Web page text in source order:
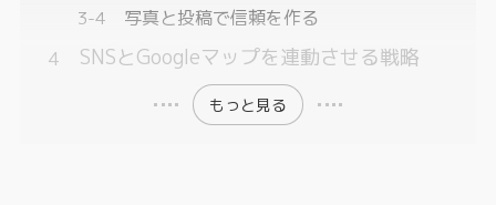
写真と投稿で信頼を作る
SNSとGoogleマップを連動させる戦略
もっと見る